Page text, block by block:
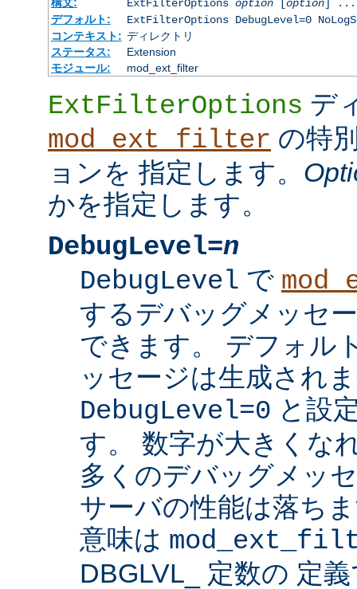
ExtFilterOptions option[ option] ...
デフォルト:
ExtFilterOptions DebugLevel=0
コンテキスト: ディレクトリ
ステータス:
Extension
モジュール:
mod_ext_filter
ExtFilterOptions デ
mod_ext_filter の特
ョンを 指定します。
かを指定します。
DebugLevel=n
DebugLevel で
するデバッグメッセ
できます。 デフォル
ッセージは生成され
DebugLevel=0 と設
す。 数字が大きくな
多くのデバッグメッ
サーバの性能は落ち
意味は
DBGLVL_ 定数の 定